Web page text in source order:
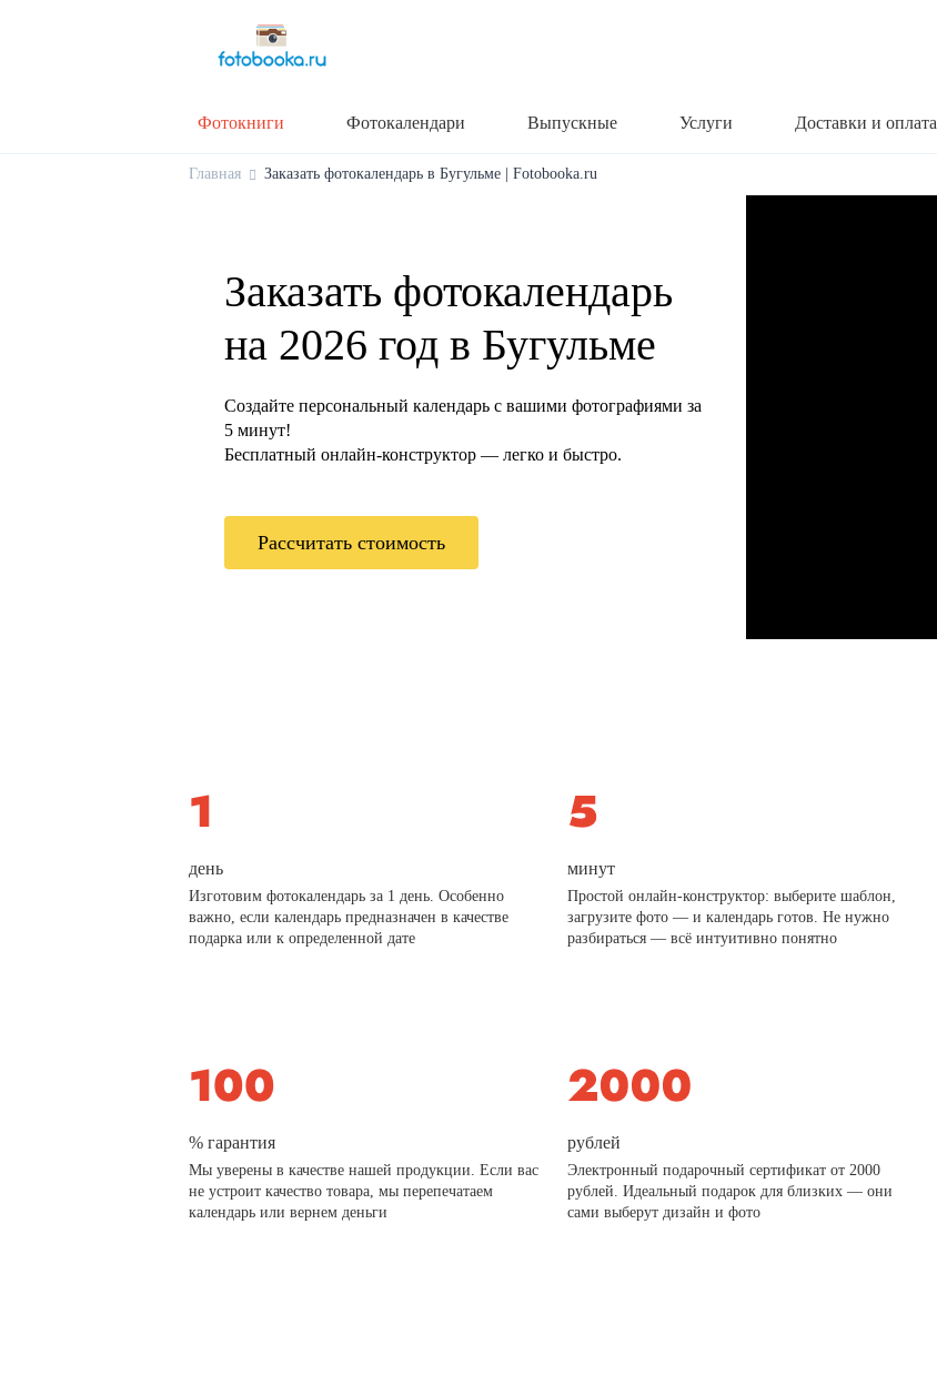
Фотокниги Фотокалендари Выпускные Услуги Доставки и оплата
Главная Заказать фотокалендарь в Бугульме | Fotobooka.ru
Заказать фотокалендарь
на 2026 год в Бугульме
Создайте персональный календарь с вашими фотографиями за
5 минут!
Бесплатный онлайн-конструктор — легко и быстро.
Рассчитать стоимость
день
Изготовим фотокалендарь за 1 день. Особенно
важно, если календарь предназначен в качестве
подарка или к определенной дате
минут
Простой онлайн-конструктор: выберите шаблон,
загрузите фото — и календарь готов. Не нужно
разбираться — всё интуитивно понятно
% гарантия
Мы уверены в качестве нашей продукции. Если вас
не устроит качество товара, мы перепечатаем
календарь или вернем деньги
рублей
Электронный подарочный сертификат от 2000
рублей. Идеальный подарок для близких — они
сами выберут дизайн и фото